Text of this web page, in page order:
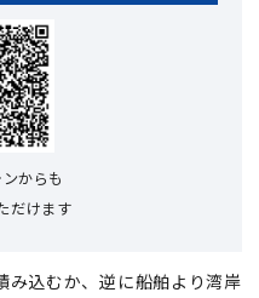
からも
だけます
み込むか、逆に船舶より湾岸